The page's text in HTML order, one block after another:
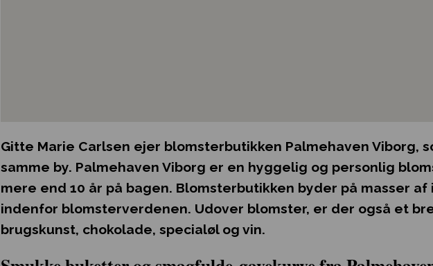
Gitte Marie Carlsen ejer blomsterbutikken Palmehaven Viborg,
samme by. Palmehaven Viborg er en hyggelig og personlig
mere end 10 år på bagen. Blomsterbutikken byder på masser af
indenfor blomsterverdenen. Udover blomster, er der også et
brugskunst, chokolade, specialøl og vin.